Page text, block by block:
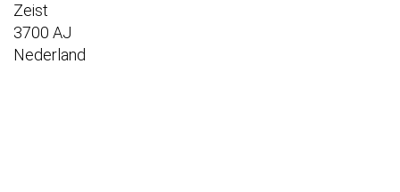
Zeist
3700 AJ
Nederland